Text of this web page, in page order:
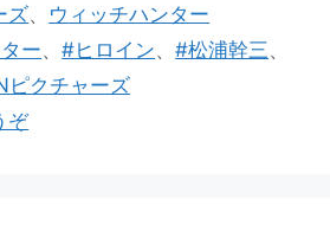
ズ、 ウィッチハンター
ー、#ヒロイン、#松浦幹三、
ピクチャーズ
ぞ